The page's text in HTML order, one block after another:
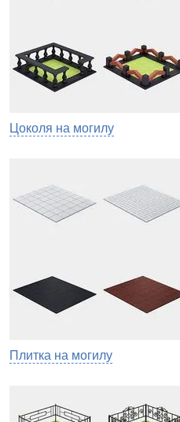
Цоколя на могилу
Плитка на могилу